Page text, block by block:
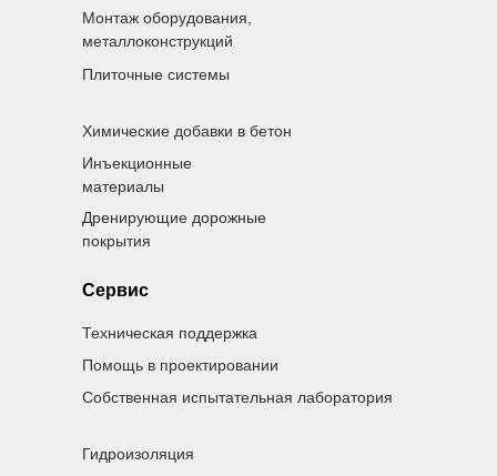
Сервис
Техническая поддержка
Помощь в проектировании
Собственная испытательная лаборатория
Гидроизоляция
Монтаж оборудования,
металлоконструкций
Плиточные системы
Химические добавки в бетон
Инъекционные
материалы
Дренирующие дорожные
покрытия